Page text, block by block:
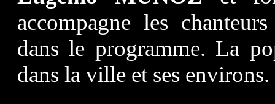
accompagne les
dans le programme. La
dans la ville et ses environs.